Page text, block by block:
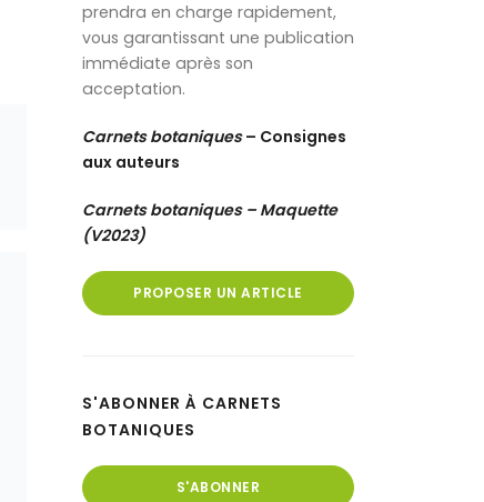
prendra en charge rapidement,
vous garantissant une publication
immédiate après son
acceptation.
Carnets botaniques– Consignes
aux auteurs
Carnets botaniques – Maquette
(V2023)
PROPOSER UN ARTICLE
S'ABONNER À CARNETS
BOTANIQUES
S'ABONNER